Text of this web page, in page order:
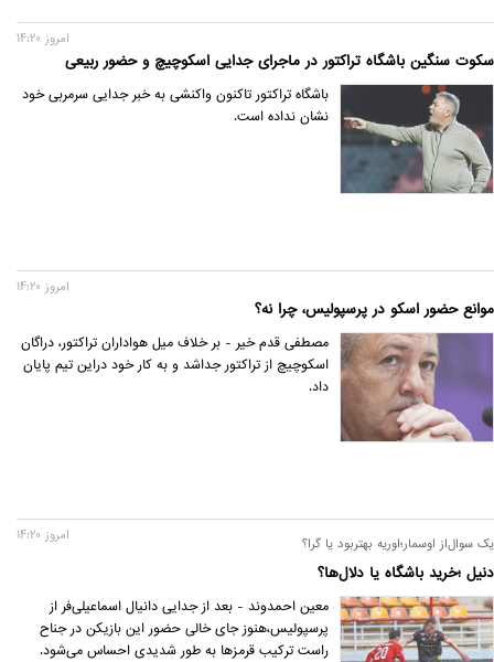
سکوت سنگین باشگاه تراکتور در ماجرای جدایی اسکوچیچ و حضور ربیعی
امروز 14:20
باشگاه تراکتور تاکنون واکنشی به خبر جدایی سرمربی خود
نشان نداده است.
موانع حضور اسکو در پرسپولیس، چرا نه؟
امروز 14:20
مصطفی قدم خیر - بر خلاف میل هواداران تراکتور، دراگان
اسکوچیچ از تراکتور جداشد و به کار خود دراین تیم پایان
داد.
یک سوال‌از‌ اوسمار؛اوریه بهتر‌بود یا گرا‌؟
دنیل ؛خرید باشگاه یا دلال‌ها؟
امروز 14:20
معین احمدوند - بعد از جدایی دانیال اسماعیلی‌فر از
پرسپولیس،هنوز جای خالی حضور این بازیکن در جناح
راست ترکیب قرمزها به طور شدیدی احساس می‌شود.